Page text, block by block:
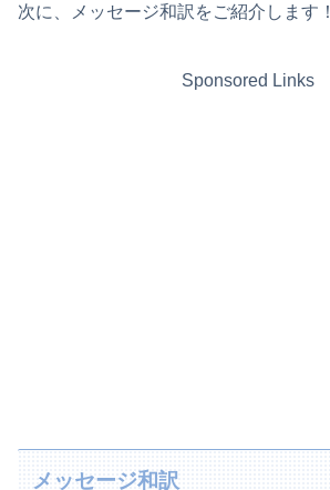
次に、メッセージ和訳をご紹介します！
Sponsored Links
メッセージ和訳